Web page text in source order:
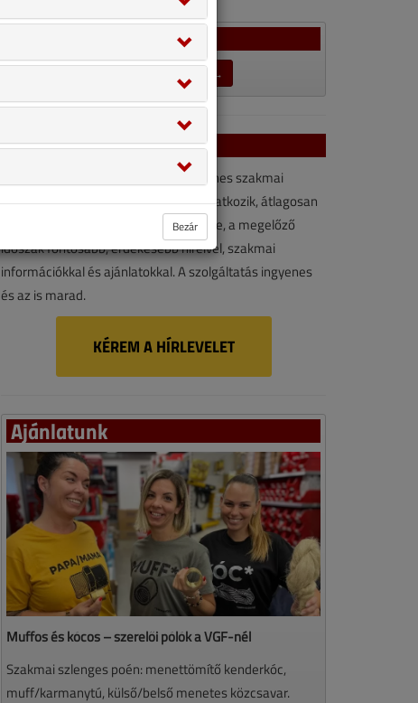
LEZÁRULT SZAVAZÁSOK →
VGF&HKL hírlevél
A VGF&HKL hírlevél kényelmes, ingyenes szakmai
hírforrás. Vegye igénybe ön is! Ha feliratkozik, átlagosan
havonta kétszer érkezik e-mail-címére, a megelőző
időszak fontosabb, érdekesebb híreivel, szakmai
információkkal és ajánlatokkal. A szolgáltatás ingyenes
és az is marad.
KÉREM A HÍRLEVELET
Ajánlatunk
Muffos és kócos – szerelői pólók a VGF-nél
Szakmai szlenges poén: menettömítő kenderkóc,
muff/karmanytú, külső/belső menetes közcsavar.
Bezár